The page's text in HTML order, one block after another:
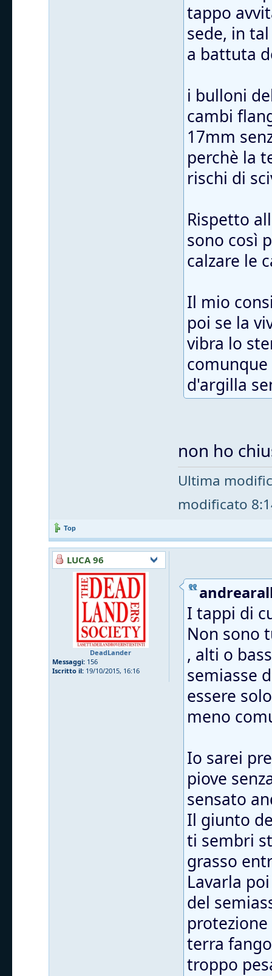
tappo
sede, in
a battuta
i bulloni
cambi
17mm
perchè la
rischi di
Rispetto
sono così
calzare le
Il mio
poi se la
vibra lo
d'argilla
non ho
Ultima
modificato
Top
LUCA 96
DeadLander
Messaggi: 156
Iscritto il: 19/10/2015, 16:16
I tappi di
Non sono
, alti o
semiasse
essere
meno
Io sarei
piove
sensato
Il giunto
ti sembri
grasso
Lavarla
del
terra
troppo